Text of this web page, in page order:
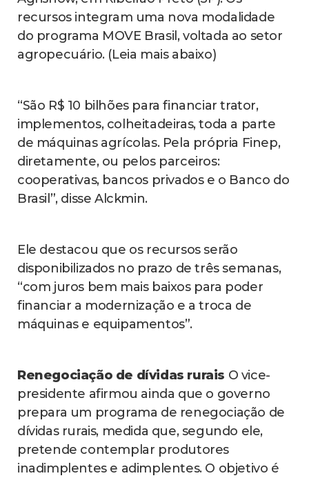
recursos integram uma nova modalidade
do programa MOVE Brasil, voltada ao setor
agropecuário. (Leia mais abaixo)
“São R$ 10 bilhões para financiar trator,
implementos, colheitadeiras, toda a parte
de máquinas agrícolas. Pela própria Finep,
diretamente, ou pelos parceiros:
cooperativas, bancos privados e o Banco do
Brasil”, disse Alckmin.
Ele destacou que os recursos serão
disponibilizados no prazo de três semanas,
“com juros bem mais baixos para poder
financiar a modernização e a troca de
máquinas e equipamentos”.
Renegociação de dívidas rurais O vice-
presidente afirmou ainda que o governo
prepara um programa de renegociação de
dívidas rurais, medida que, segundo ele,
pretende contemplar produtores
inadimplentes e adimplentes. O objetivo é